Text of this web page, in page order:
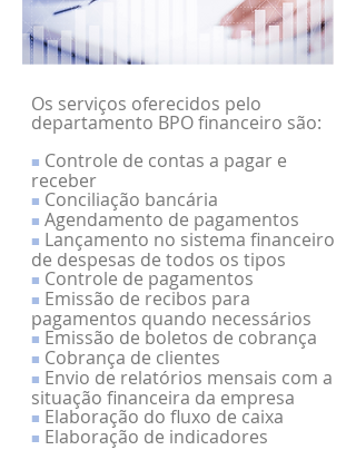
Os serviços oferecidos pelo
departamento BPO financeiro são:
■ Controle de contas a pagar e
receber
■ Conciliação bancária
■ Agendamento de pagamentos
■ Lançamento no sistema financeiro
de despesas de todos os tipos
■ Controle de pagamentos
■ Emissão de recibos para
pagamentos quando necessários
■ Emissão de boletos de cobrança
■ Cobrança de clientes
■ Envio de relatórios mensais com a
situação financeira da empresa
■ Elaboração do fluxo de caixa
■ Elaboração de indicadores